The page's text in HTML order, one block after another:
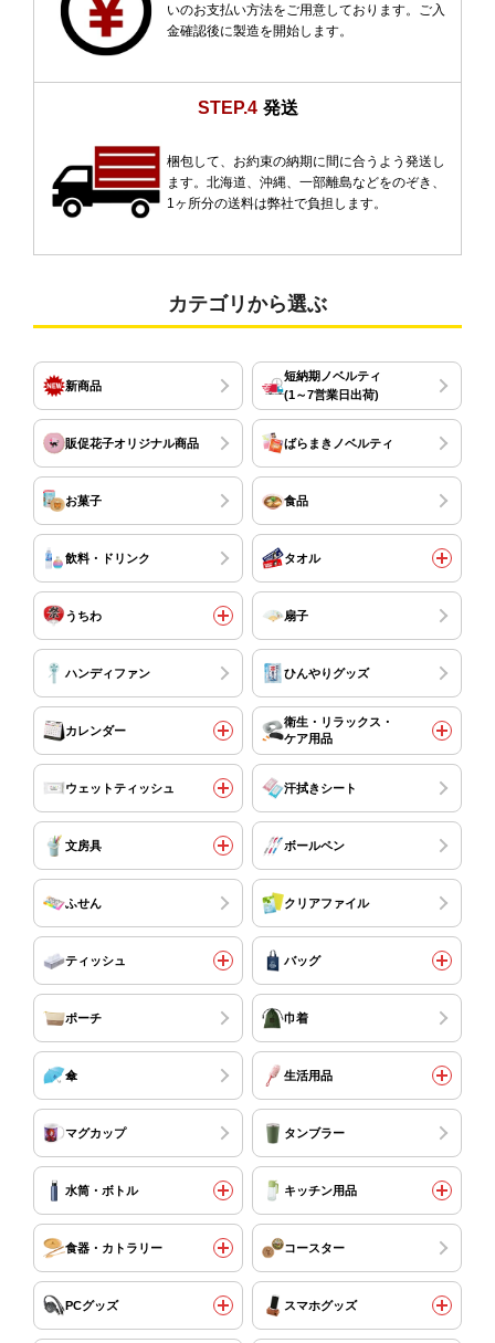
いのお支払い方法をご用意しております。ご入
金確認後に製造を開始します。
STEP.4 発送
梱包して、お約束の納期に間に合うよう発送し
ます。北海道、沖縄、一部離島などをのぞき、
1ヶ所分の送料は弊社で負担します。
カテゴリから選ぶ
新商品
短納期ノベルティ
(1～7営業日出荷)
販促花子オリジナル商品 ばらまきノベルティ
お菓子 食品
飲料・ドリンク タオル
うちわ 扇子
ハンディファン ひんやりグッズ
カレンダー
衛生・リラックス・
ケア用品
ウェットティッシュ 汗拭きシート
文房具 ボールペン
ふせん クリアファイル
ティッシュ バッグ
ポーチ 巾着
傘 生活用品
マグカップ タンブラー
水筒・ボトル キッチン用品
食器・カトラリー コースター
PCグッズ スマホグッズ